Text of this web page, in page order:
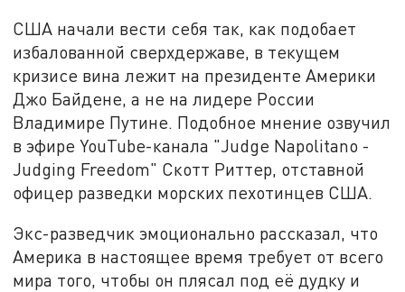
США начали вести себя так, как подобает
избалованной сверхдержаве, в текущем
кризисе вина лежит на президенте Америки
Джо Байдене, а не на лидере России
Владимире Путине. Подобное мнение озвучил
в эфире YouTube-канала "Judge Napolitano -
Judging Freedom" Скотт Риттер, отставной
офицер разведки морских пехотинцев США.
Экс-разведчик эмоционально рассказал, что
Америка в настоящее время требует от всего
мира того, чтобы он плясал под её дудку и